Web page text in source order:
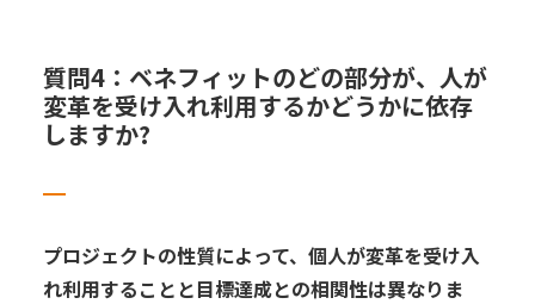
質問4 ： ベネフィットのどの部分が、人が
変革を受け入れ利用するかどうかに依存
しますか?
プロジェク トの性質によって、 個人が変革を受け入
れ利用すること と目標達成との相関性は異なり ま